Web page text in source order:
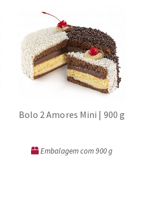
Bolo 2 Amores Mini | 900 g
Embalagem com 900 g